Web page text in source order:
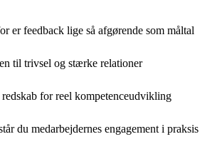
er feedback lige så afgørende som måltal
til trivsel og stærke relationer
for reel kompetenceudvikling
du medarbejdernes engagement i praksis